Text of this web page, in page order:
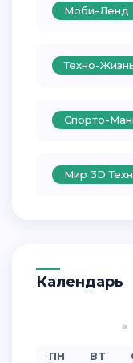
Моби-Ленд
Техно-
Спорто-
Мир 3D
Календарь
«
ПН ВТ